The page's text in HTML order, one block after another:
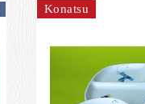
Konatsu